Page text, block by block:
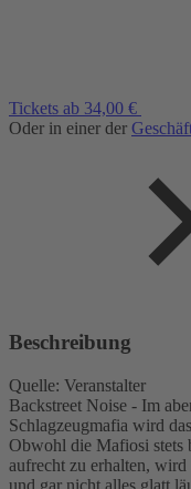
Tickets ab 34,00 €
Oder in einer der
Beschreibung
Quelle: Veranstalter
Backstreet Noise - Im
Schlagzeugmafia wird
Obwohl die Mafiosi stets
aufrecht zu erhalten,
und gar nicht alles glatt